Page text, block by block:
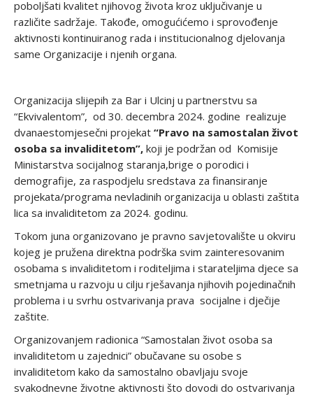
poboljšati kvalitet njihovog života kroz uključivanje u
različite sadržaje. Takođe, omogućićemo i sprovođenje
aktivnosti kontinuiranog rada i institucionalnog djelovanja
same Organizacije i njenih organa.
Organizacija slijepih za Bar i Ulcinj u partnerstvu sa
“Ekvivalentom”, od 30. decembra 2024. godine realizuje
dvanaestomjesečni projekat “Pravo na samostalan život
osoba sa invaliditetom”, koji je podržan od Komisije
Ministarstva socijalnog staranja,brige o porodici i
demografije, za raspodjelu sredstava za finansiranje
projekata/programa nevladinih organizacija u oblasti zaštita
lica sa invaliditetom za 2024. godinu.
Tokom juna organizovano je pravno savjetovalište u okviru
kojeg je pružena direktna podrška svim zainteresovanim
osobama s invaliditetom i roditeljima i starateljima djece sa
smetnjama u razvoju u cilju rješavanja njihovih pojedinačnih
problema i u svrhu ostvarivanja prava socijalne i dječije
zaštite.
Organizovanjem radionica “Samostalan život osoba sa
invaliditetom u zajednici” obučavane su osobe s
invaliditetom kako da samostalno obavljaju svoje
svakodnevne životne aktivnosti što dovodi do ostvarivanja